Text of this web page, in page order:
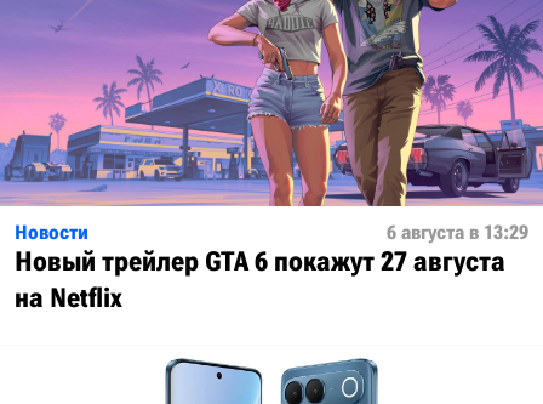
Новости 6 августа в 13:29
Новый трейлер GTA 6 покажут 27 августа
на Netflix